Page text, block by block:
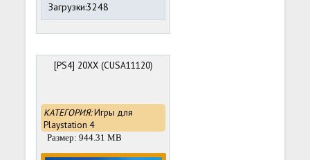
Загрузки:3248
[PS4] 20XX (CUSA11120)
КАТЕГОРИЯ:Игры для
Playstation 4
Размер: 944.31 MB